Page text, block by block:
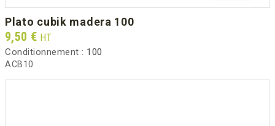
plato cubik madera 100
Prix
9,50 € HT
Conditionnement : 100
ACB10